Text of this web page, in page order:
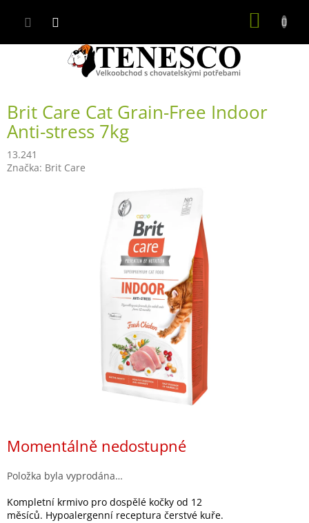
Brit Care Cat Grain-Free Indoor
Anti-stress 7kg
13.241
Značka: Brit Care
Momentálně nedostupné
Položka byla vyprodána…
Kompletní krmivo pro dospělé kočky od 12
měsíců. Hypoalergenní receptura čerstvé kuře.